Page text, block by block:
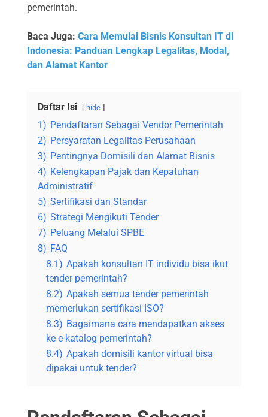
pemerintah.
Baca Juga: Cara Memulai Bisnis Konsultan IT di
Indonesia: Panduan Lengkap Legalitas, Modal,
dan Alamat Kantor
Daftar Isi hide
1) Pendaftaran Sebagai Vendor Pemerintah
2) Persyaratan Legalitas Perusahaan
3) Pentingnya Domisili dan Alamat Bisnis
4) Kelengkapan Pajak dan Kepatuhan
Administratif
5) Sertifikasi dan Standar
6) Strategi Mengikuti Tender
7) Peluang Melalui SPBE
8) FAQ
8.1) Apakah konsultan IT individu bisa ikut
tender pemerintah?
8.2) Apakah semua tender pemerintah
memerlukan sertifikasi ISO?
8.3) Bagaimana cara mendapatkan akses
ke e-katalog pemerintah?
8.4) Apakah domisili kantor virtual bisa
dipakai untuk tender?